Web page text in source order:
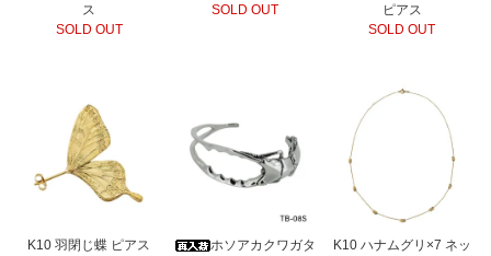
ス
SOLD OUT
SOLD OUT
ピアス
SOLD OUT
K10 羽閉じ蝶 ピアス
ホソアカクワガタ
K10 ハナムグリ×7 ネッ